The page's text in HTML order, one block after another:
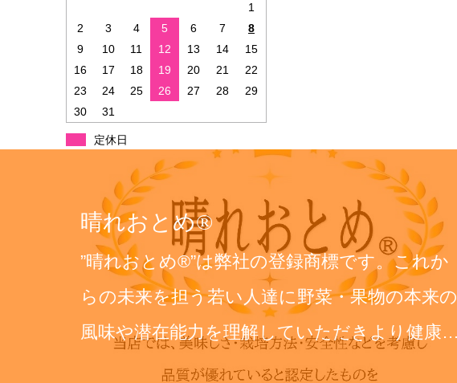
1
2
3 4 5 6 7
8
9
10 11 12 13 14
15
16
17 18 19 20 21
22
23
24 25 26 27 28
29
30
31
定休日
晴れおとめ®
”晴れおとめ®”は弊社の登録商標です。これか
らの未来を担う若い人達に野菜・果物の本来の
風味や潜在能力を理解していただきより健康
で明るい食生活…